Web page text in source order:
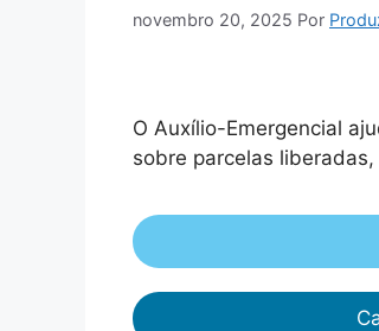
novembro 20, 2025 Por
O Auxílio-Emergencial
sobre parcelas